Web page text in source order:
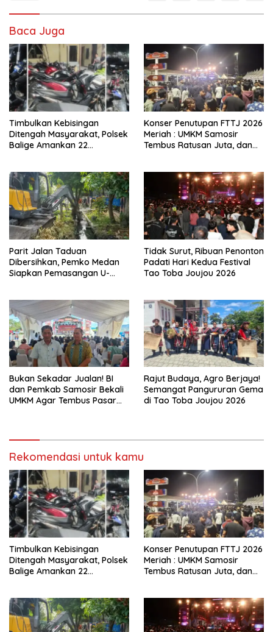
Baca Juga
Timbulkan Kebisingan
Ditengah Masyarakat, Polsek
Balige Amankan 22
Konser Penutupan FTTJ 2026
Meriah : UMKM Samosir
Tembus Ratusan Juta, dan
Parit Jalan Taduan
Dibersihkan, Pemko Medan
Siapkan Pemasangan U-
Tidak Surut, Ribuan Penonton
Padati Hari Kedua Festival
Tao Toba Joujou 2026
Bukan Sekadar Jualan! BI
dan Pemkab Samosir Bekali
UMKM Agar Tembus Pasar
Rajut Budaya, Agro Berjaya!
Semangat Pangururan Gema
di Tao Toba Joujou 2026
Rekomendasi untuk kamu
Timbulkan Kebisingan
Ditengah Masyarakat, Polsek
Balige Amankan 22
Konser Penutupan FTTJ 2026
Meriah : UMKM Samosir
Tembus Ratusan Juta, dan